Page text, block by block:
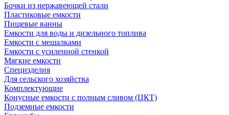
Бочки из нержавеющей стали
Пластиковые емкости
Пищевые ванны
Емкости для воды и дизельного топлива
Емкости с мешалками
Емкости с усиленной стенкой
Мягкие емкости
Специзделия
Для сельского хозяйства
Комплектующие
Конусные емкости с полным сливом (ЦКТ)
Подземные емкости